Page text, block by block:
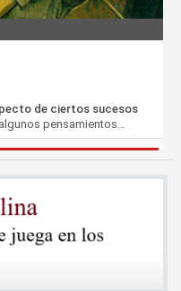
de ciertos sucesos
pensamientos…